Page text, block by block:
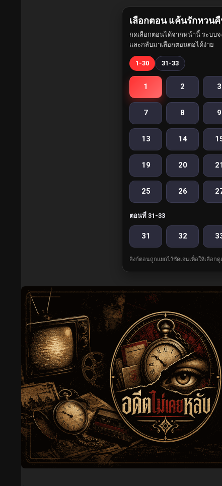
เลือกตอน แค้นรักหวน
กดเลือกตอนได้จากหน้านี้ ระบบ
และกลับมาเลือกตอนต่อได้ง่าย
1-30 31-33
1 2 3
7 8 9
13 14
19 20 21
25 26
ตอนที่ 31-33
31 32
ลิงก์ตอนถูกแยกไว้ชัดเจนเพื่อให้เลือก